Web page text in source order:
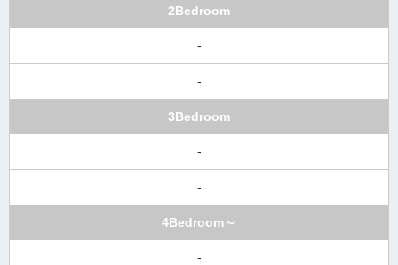
2Bedroom
-
-
3Bedroom
-
-
4Bedroom～
-